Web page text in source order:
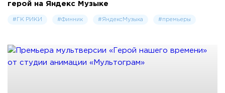
герой на Яндекс Музыке
#ГК РИКИ #Финник #ЯндексМузыка #премьеры